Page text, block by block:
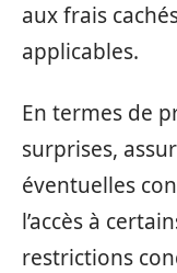
aux frais
applicables.
En termes de
surprises,
éventuelles
l’accès à
restrictions